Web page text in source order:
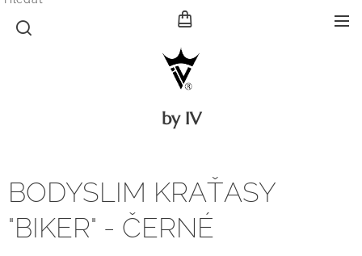
by IV
BODYSLIM KRAŤASY
"BIKER" - ČERNÉ